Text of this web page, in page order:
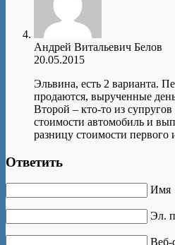
Андрей Витальевич Белов
20.05.2015
Эльвина, есть 2 варианта.
продаются, вырученные
Второй – кто-то из
стоимости автомобиль и
разницу стоимости первого
Ответить
Имя
Эл.
Веб-